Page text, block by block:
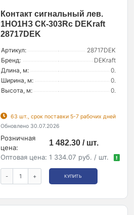
Контакт сигнальный лев.
1НО1НЗ СК-303Rc DEKraft
28717DEK
Артикул:
28717DEK
Бренд:
DEKraft
Длина, м:
0.
Ширина, м:
0.
Высота, м:
0.
63 шт., срок поставки 5-7 рабочих дней
Обновлено 30.07.2026
Розничная
цена:
1 482.30 / шт.
Оптовая цена: 1 334.07 руб. / шт. !
- + КУПИТЬ